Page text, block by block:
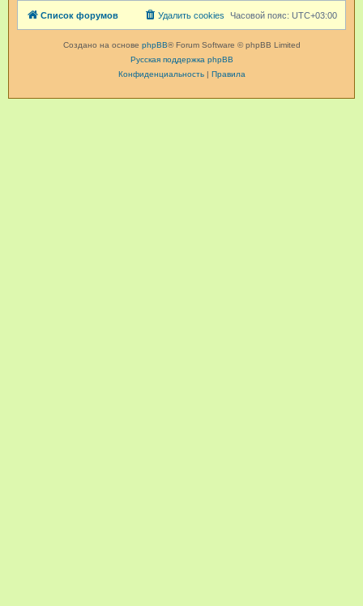
Список форумов Часовой пояс: UTC+03:00
Удалить cookies
Создано на основе phpBB® Forum Software © phpBB Limited
Русская поддержка phpBB
Конфиденциальность| Правила